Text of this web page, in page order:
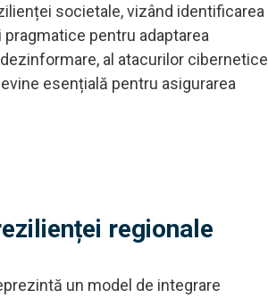
societale, vizând identificarea
pentru adaptarea
al atacurilor cibernetice
esențială pentru asigurarea
regionale
un model de integrare